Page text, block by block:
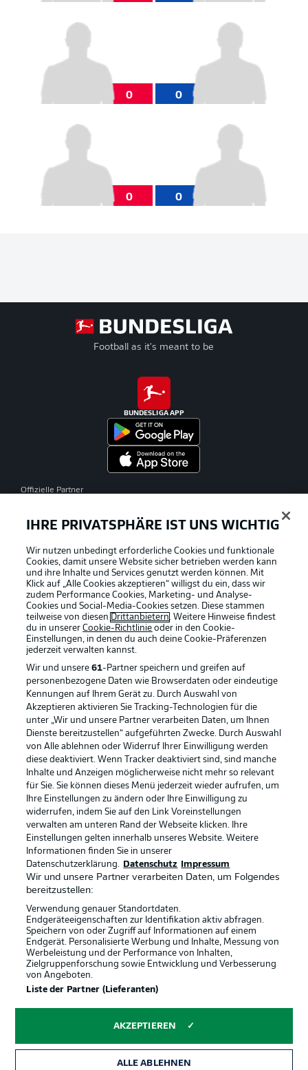
0 0
0 0
Football as it's meant to be
BUNDESLIGA APP
Offizielle Partner
Rechtliche Hinweise Voreinstellungen verwalten
Datenschutz Nutzungsbedingungen
Broadcaster Kontakt
Jobs Impressum
Partner Spieler
Liveticker
© 2026 Bundesliga-Gruppe GmbH
Sprachauswahl
IHRE PRIVATSPHÄRE IST UNS WICHTIG
Wir nutzen unbedingt erforderliche Cookies und funktionale
Cookies, damit unsere Website sicher betrieben werden kann
und ihre Inhalte und Services genutzt werden können. Mit
Klick auf „Alle Cookies akzeptieren“ willigst du ein, dass wir
zudem Performance Cookies, Marketing- und Analyse-
Cookies und Social-Media-Cookies setzen. Diese stammen
teilweise von diesen Drittanbietern. Weitere Hinweise findest
du in unsererCookie-Richtlinie oder in den Cookie-
Einstellungen, in denen du auch deine Cookie-Präferenzen
jederzeit verwalten kannst.
Wir und unsere61-Partner speichern und greifen auf
personenbezogene Daten wie Browserdaten oder eindeutige
Kennungen auf Ihrem Gerät zu. Durch Auswahl von
Akzeptieren aktivieren Sie Tracking-Technologien für die
unter „Wir und unsere Partner verarbeiten Daten, um Ihnen
Dienste bereitzustellen“ aufgeführten Zwecke. Durch Auswahl
von Alle ablehnen oder Widerruf Ihrer Einwilligung werden
diese deaktiviert. Wenn Tracker deaktiviert sind, sind manche
Inhalte und Anzeigen möglicherweise nicht mehr so relevant
für Sie. Sie können dieses Menü jederzeit wieder aufrufen, um
Ihre Einstellungen zu ändern oder Ihre Einwilligung zu
widerrufen, indem Sie auf den Link Voreinstellungen
verwalten am unteren Rand der Webseite klicken. Ihre
Einstellungen gelten innerhalb unseres Website. Weitere
Informationen finden Sie in unserer
Datenschutzerklärung.
Datenschutz Impressum
Wir und unsere Partner verarbeiten Daten, um Folgendes
bereitzustellen:
Verwendung genauer Standortdaten.
Endgeräteeigenschaften zur Identifikation aktiv abfragen.
Speichern von oder Zugriff auf Informationen auf einem
Endgerät. Personalisierte Werbung und Inhalte, Messung von
Werbeleistung und der Performance von Inhalten,
Zielgruppenforschung sowie Entwicklung und Verbesserung
von Angeboten.
Liste der Partner (Lieferanten)
AKZEPTIEREN
ALLE ABLEHNEN